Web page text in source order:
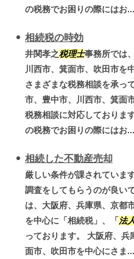
の税務でお困りの際にはお...
相続税の時効
井関孝之税理士事務所では
川西市、箕面市、吹田市を
さまざまな税務相談を承っ
市、豊中市、川西市、箕面
税務相談に対応しておりま
の税務でお困りの際にはお...
相続した不動産売却
厳しい条件が課されていま
調査をしてもらうのが良い
は、大阪府、兵庫県、京都
を中心に「相続税」、「 法
っております。 大阪府、
面市、吹田市を中心にさま...